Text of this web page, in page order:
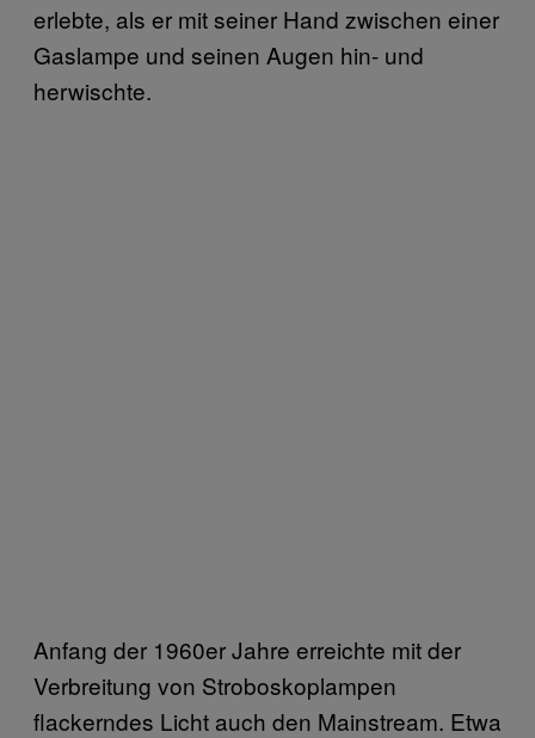
erlebte, als er mit seiner Hand zwischen einer
Gaslampe und seinen Augen hin- und
herwischte.
Anfang der 1960er Jahre erreichte mit der
Verbreitung von Stroboskoplampen
flackerndes Licht auch den Mainstream. Etwa